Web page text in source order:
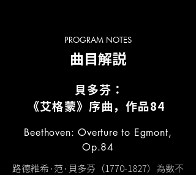
PROGRAM NOTES
曲目解説
貝多芬：
《艾格蒙》序曲，作品84
Beethoven: Overture to Egmont,
Op.84
路德維希·范·貝多芬（1770-1827）為數不